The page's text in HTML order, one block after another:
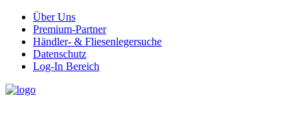
Über Uns
Premium-Partner
Händler- & Fliesenlegersuche
Datenschutz
Log-In Bereich